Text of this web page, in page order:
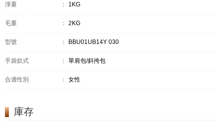
淨重 ： 1KG
毛重 ： 2KG
型號 ： BBU01UB14Y 030
手袋款式 ： 單肩包/斜挎包
合適性別 ： 女性
庫存